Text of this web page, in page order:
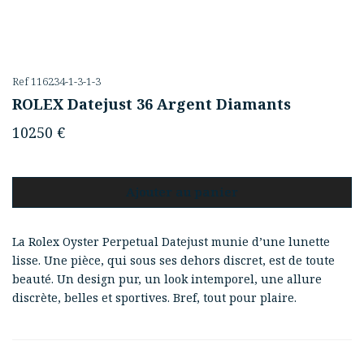
Ref 116234-1-3-1-3
ROLEX Datejust 36 Argent Diamants
10250 €
La Rolex Oyster Perpetual Datejust munie d’une lunette
lisse. Une pièce, qui sous ses dehors discret, est de toute
beauté. Un design pur, un look intemporel, une allure
discrète, belles et sportives. Bref, tout pour plaire.
Ajouter au panier